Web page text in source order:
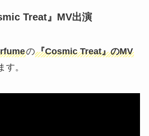
Treat』MV出演
の『Cosmic Treat』のMV
す。